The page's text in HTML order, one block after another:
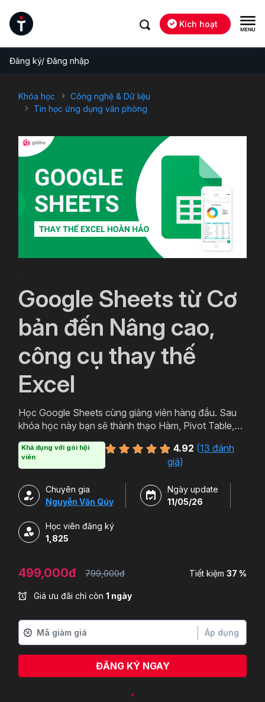
Kích hoạt
Đăng ký/ Đăng nhập
Khóa học
Công nghệ & Dữ liệu
Tin học ứng dụng văn phòng
Google Sheets từ Cơ
bản đến Nâng cao,
công cụ thay thế
Excel
Học Google Sheets cùng giảng viên hàng đầu. Sau
khóa học này bạn sẽ thành thạo Hàm, Pivot Table,
Ngoài ra bạn còn có thể học thêm Add-on và cách
sử dụng nhiều tiện ích Tuyệt vời của Google.
Khả dụng với gói hội
viên
4.92 (13 đánh
giá)
Chuyên gia
Nguyễn Văn Qúy
Ngày update
11/05/26
Học viên đăng ký
1,825
499,000đ 799,000đ Tiết kiệm 37 %
Giá ưu đãi chỉ còn 1 ngày
Áp dụng
ĐĂNG KÝ NGAY